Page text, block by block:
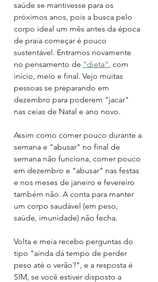
saúde se mantivesse para os
próximos anos, pois a busca pelo
corpo ideal um mês antes da época
de praia começar é pouco
sustentável. Entramos novamente
no pensamento de "dieta", com
início, meio e final. Vejo muitas
pessoas se preparando em
dezembro para poderem "jacar"
nas ceias de Natal e ano novo.
Assim como comer pouco durante a
semana e "abusar" no final de
semana não funciona, comer pouco
em dezembro e "abusar" nas festas
e nos meses de janeiro e fevereiro
também não. A conta para manter
um corpo saudável (em peso,
saúde, imunidade) não fecha.
Volta e meia recebo perguntas do
tipo "ainda dá tempo de perder
peso até o verão?", e a resposta é
SIM, se você estiver disposto a